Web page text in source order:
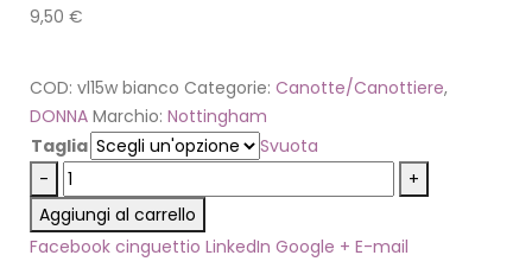
9,50 €
COD: vl15w bianco Categorie: Canotte/Canottiere,
DONNA Marchio: Nottingham
Taglia
Svuota
-
+
Aggiungi al carrello
Facebook cinguettio LinkedIn Google + E-mail